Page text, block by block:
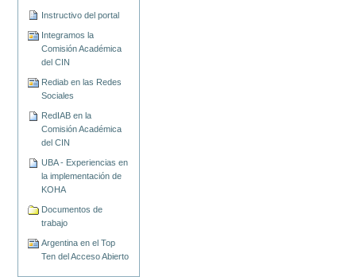
Instructivo del portal
Integramos la
Comisión Académica
del CIN
Rediab en las Redes
Sociales
RedIAB en la
Comisión Académica
del CIN
UBA - Experiencias en
la implementación de
KOHA
Documentos de
trabajo
Argentina en el Top
Ten del Acceso Abierto